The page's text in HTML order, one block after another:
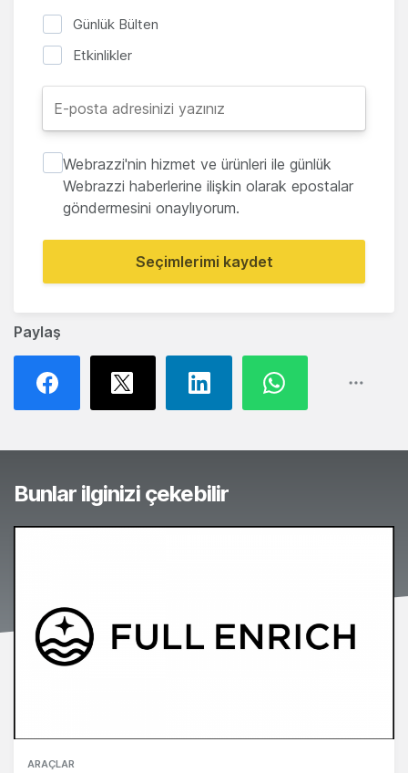
Paylaş
Günlük Bülten
Etkinlikler
Webrazzi'nin hizmet ve ürünleri ile günlük
Webrazzi haberlerine ilişkin olarak epostalar
göndermesini onaylıyorum.
Seçimlerimi kaydet
Bunlar ilginizi çekebilir
ARAÇLAR